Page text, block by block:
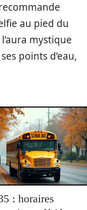
au pied du
mystique
points d’eau,
: horaires